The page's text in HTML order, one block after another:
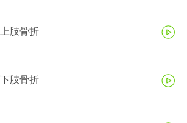
肢骨折
肢骨折